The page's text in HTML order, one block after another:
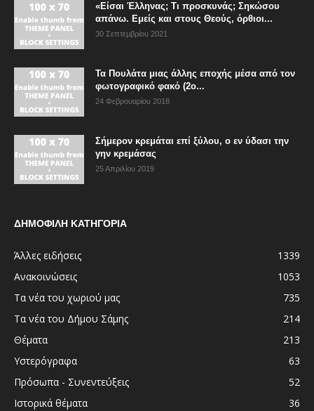
«Είσαι Έλληνας; Τι προσκυνάς; Σηκώσου
απάνω. Εμείς και στους Θεούς, όρθιοι...
30 Σεπτεμβρίου 2021
Τα Πουλάτα μιας άλλης εποχής μέσα από τον
φωτογραφικό φακό (2ο...
24 Φεβρουαρίου 2018
Σήμερον κρεμάται επί ξύλου, ο εν ύδασι την
γην κρεμάσας
25 Απριλίου 2019
ΔΗΜΟΦΙΛΗ ΚΑΤΗΓΟΡΙΑ
Άλλες ειδήσεις
1339
Ανακοινώσεις
1053
Τα νέα του χωριού μας
735
Τα νέα του Δήμου Σάμης
214
Θέματα
213
Υστερόγραφα
63
Πρόσωπα - Συνεντεύξεις
52
Ιστορικά θέματα
36